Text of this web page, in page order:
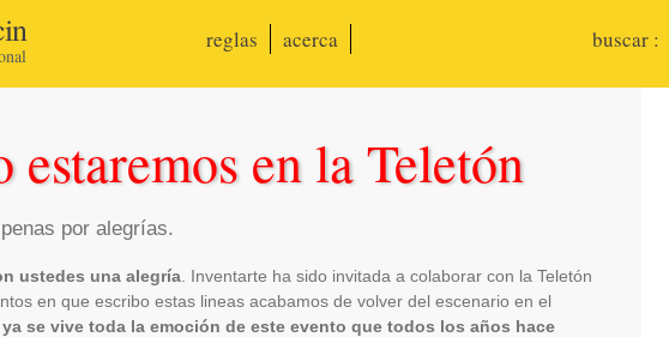
acerca
reglas buscar :
estaremos en la Teletón
por alegrías.
ustedes una alegría . Inventarte ha sido invitada a colaborar con la Teletón
en que escribo estas lineas acabamos de volver del escenario en el
ya se vive toda la emoción de este evento que todos los años hace